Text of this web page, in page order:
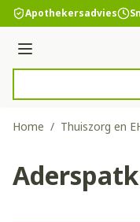
Ga naar de inhoud
Apothekersadvies
Menu
Home / Thuiszorg en